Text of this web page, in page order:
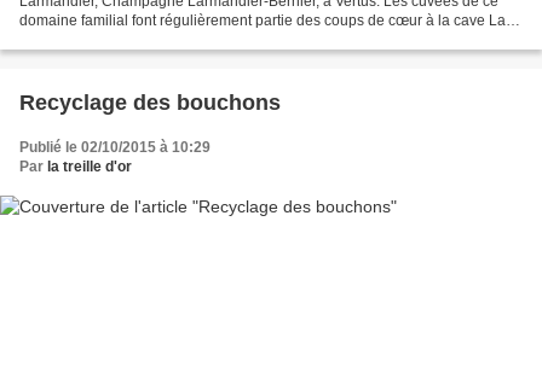
domaine familial font régulièrement partie des coups de cœur à la cave La
Recyclage des bouchons
Publié le 02/10/2015 à 10:29
Par la treille d'or